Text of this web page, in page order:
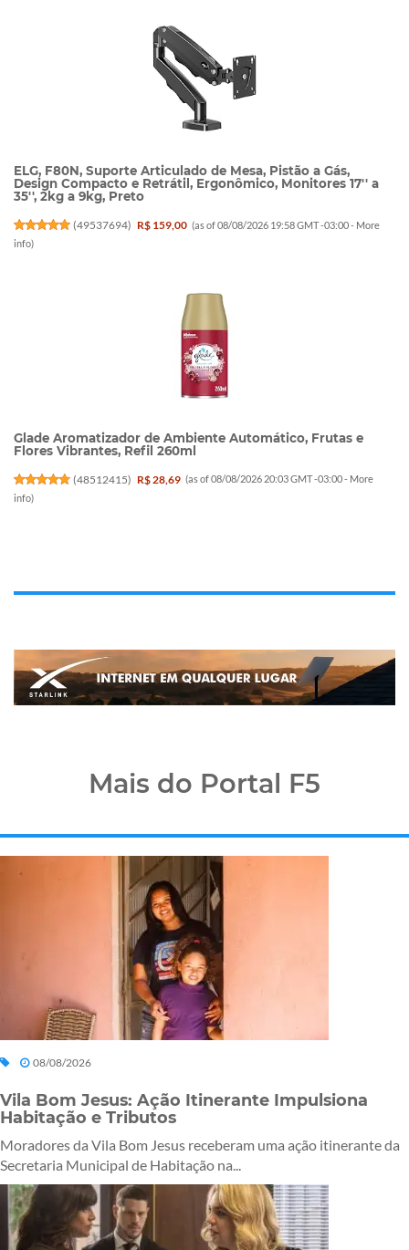
ELG, F80N, Suporte Articulado de Mesa, Pistão a Gás,
Design Compacto e Retrátil, Ergonômico, Monitores 17'' a
35'', 2kg a 9kg, Preto
(49537694) R$ 159,00 (as of 08/08/2026 19:58 GMT -03:00 - More
info)
Glade Aromatizador de Ambiente Automático, Frutas e
Flores Vibrantes, Refil 260ml
(48512415) R$ 28,69 (as of 08/08/2026 20:03 GMT -03:00 - More
info)
Mais do Portal F5
08/08/2026
Vila Bom Jesus: Ação Itinerante Impulsiona
Habitação e Tributos
Moradores da Vila Bom Jesus receberam uma ação itinerante da
Secretaria Municipal de Habitação na...